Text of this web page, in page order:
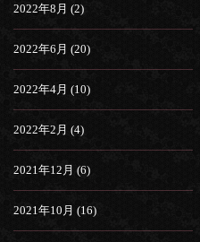
2022年8月 (2)
2022年6月 (20)
2022年4月 (10)
2022年2月 (4)
2021年12月 (6)
2021年10月 (16)